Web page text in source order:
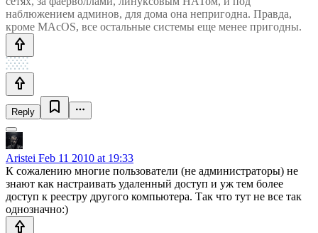
наблюжением админов, для дома она непригодна. Правда,
кроме MAcOS, все остальные системы еще менее пригодны.
Reply
Aristei Feb 11 2010 at 19:33
К сожалению многие пользователи (не администраторы) не
знают как настраивать удаленный доступ и уж тем более
доступ к реестру другого компьютера. Так что тут не все так
однозначно:)